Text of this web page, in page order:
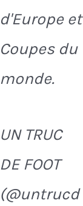
d'Europe et
Coupes du
monde.
UN TRUC
DE FOOT
(@untrucd